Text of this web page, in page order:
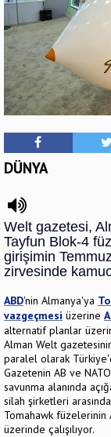
DÜNYA
Welt gazetesi,
Tayfun Blok-4
girişimin
zirvesinde
ABD'nin Almanya'ya
vazgeçmesi üzerine
alternatif planlar
Alman Welt
paralel olarak
Gazetenin AB ve
savunma alanında
silah şirketleri
Tomahawk füzelerinin
üzerinde çalışılıyor.